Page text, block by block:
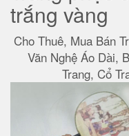
trắng vàng
Cho Thuê, Mua Bán
Văn Nghệ Áo Dài,
Trang, Cổ